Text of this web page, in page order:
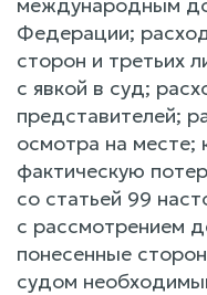
Федерации;
сторон и третьих
с явкой в суд;
представителей;
осмотра на месте;
фактическую
со статьей 99
с рассмотрением
понесенные
судом